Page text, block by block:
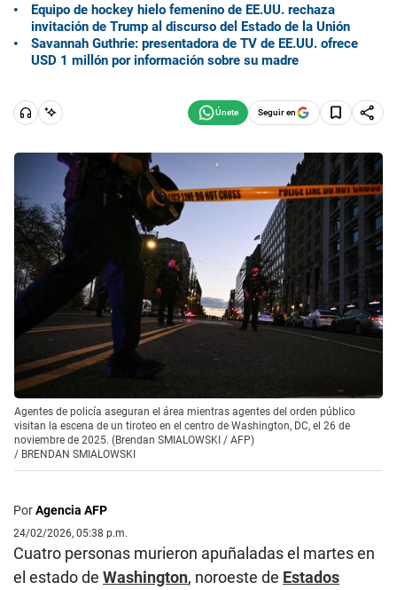
Equipo de hockey hielo femenino de EE.UU. rechaza
invitación de Trump al discurso del Estado de la Unión
Savannah Guthrie: presentadora de TV de EE.UU. ofrece
USD 1 millón por información sobre su madre
Seguir en
Agentes de policía aseguran el área mientras agentes del orden público
visitan la escena de un tiroteo en el centro de Washington, DC, el 26 de
noviembre de 2025. (Brendan SMIALOWSKI / AFP)
/ BRENDAN SMIALOWSKI
PorAgencia AFP
24/02/2026, 05:38 p.m.
Cuatro personas murieron apuñaladas el martes en
el estado de Washington, noroeste de Estados